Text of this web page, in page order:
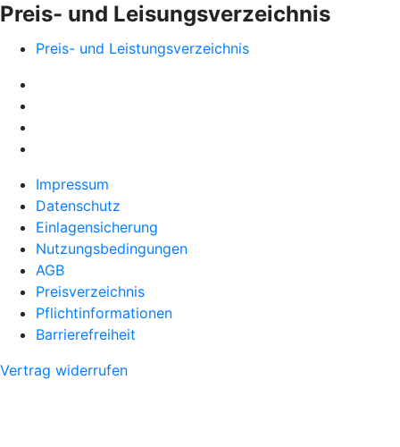
Preis- und Leisungsverzeichnis
Preis- und Leistungsverzeichnis
Impressum
Datenschutz
Einlagensicherung
Nutzungsbedingungen
AGB
Preisverzeichnis
Pflichtinformationen
Barrierefreiheit
Vertrag widerrufen